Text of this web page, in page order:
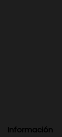
Información